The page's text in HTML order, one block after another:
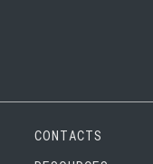
CONTACTS